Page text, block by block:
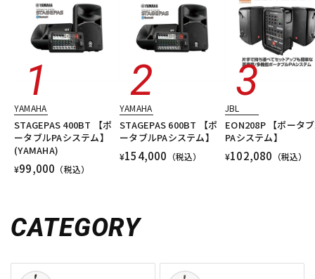
YAMAHA
STAGEPAS 400BT 【ポ
ータブルPAシステム】
(YAMAHA)
¥99,000 （税込）
YAMAHA
STAGEPAS 600BT 【ポ
ータブルPAシステム】
¥154,000 （税込）
JBL
EON208P 【ポータ
PAシステム】
¥102,080 （税込）
CATEGORY